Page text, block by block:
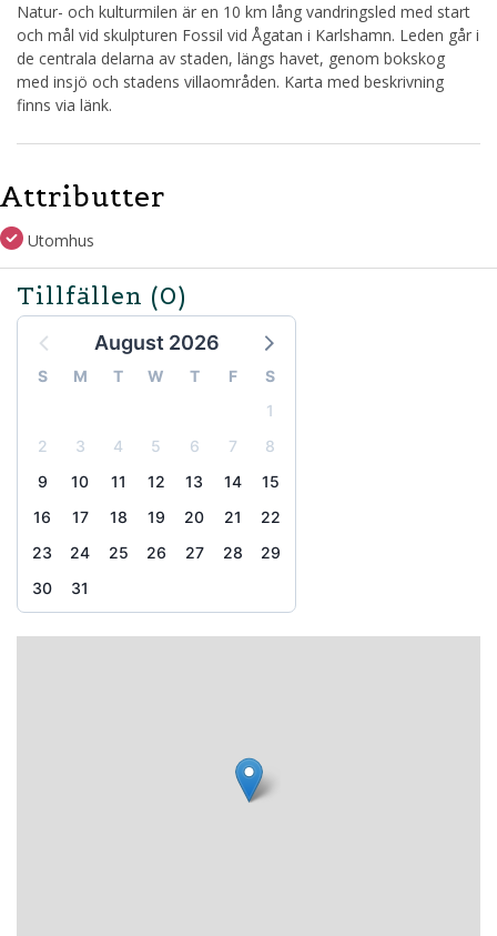
Natur- och kulturmilen är en 10 km lång vandringsled med start
och mål vid skulpturen Fossil vid Ågatan i Karlshamn. Leden går i
de centrala delarna av staden, längs havet, genom bokskog
med insjö och stadens villaområden. Karta med beskrivning
finns via länk.
Attributter
Utomhus
Tillfällen (0)
August 2026
S M T W T F
S
1
2
3 4 5 6 7
8
9
10 11 12 13 14
15
16
17 18 19 20 21
22
23
24 25 26 27 28
29
30
31